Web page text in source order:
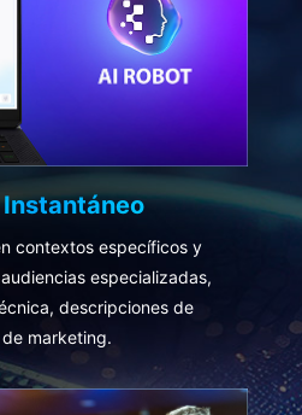
contextos específicos y
especializadas,
descripciones de
marketing.